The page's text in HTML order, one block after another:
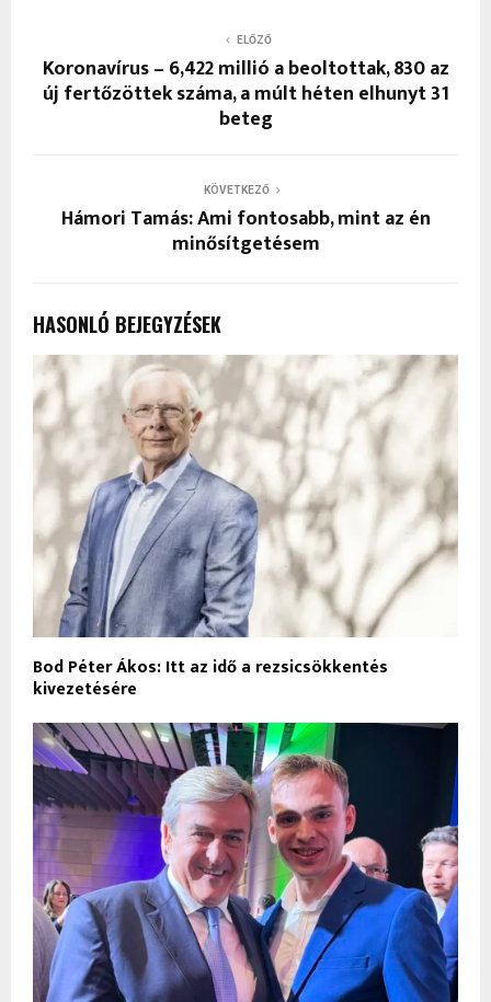
ELŐZŐ
Koronavírus – 6,422 millió a beoltottak, 830 az
új fertőzöttek száma, a múlt héten elhunyt 31
beteg
KÖVETKEZŐ
Hámori Tamás: Ami fontosabb, mint az én
minősítgetésem
HASONLÓ BEJEGYZÉSEK
Bod Péter Ákos: Itt az idő a rezsicsökkentés
kivezetésére